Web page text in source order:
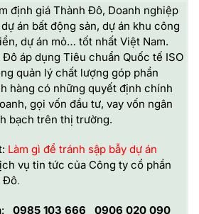
định giá Thành Đô, Doanh nghiệp
án bất động sản, dự án khu công
dự án mỏ… tốt nhất Việt Nam.
áp dụng Tiêu chuẩn Quốc tế ISO
quản lý chất lượng góp phần
hàng có những quyết định chính
gọi vốn đầu tư, vay vốn ngân
bạch trên thị trường.
Làm gì để tránh sập bẫy dự án
vụ tin tức của Công ty cổ phần
Đô.
0985 103 666 0906 020 090